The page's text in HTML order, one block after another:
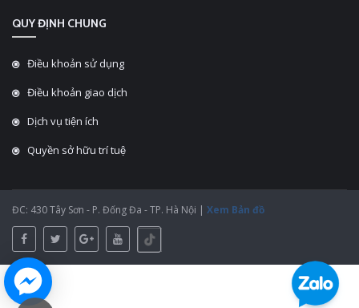
QUY ĐỊNH CHUNG
Điều khoản sử dụng
Điều khoản giao dịch
Dịch vụ tiện ích
Quyền sở hữu trí tuệ
ĐC: 430 Tây Sơn - P. Đống Đa - TP. Hà Nội | Xem Bản đồ